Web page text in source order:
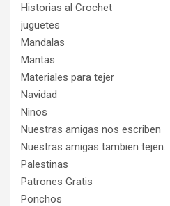
Historias al Crochet
juguetes
Mandalas
Mantas
Materiales para tejer
Navidad
Ninos
Nuestras amigas nos escriben
Nuestras amigas tambien tejen…
Palestinas
Patrones Gratis
Ponchos